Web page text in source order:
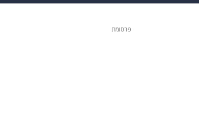
פרסומת